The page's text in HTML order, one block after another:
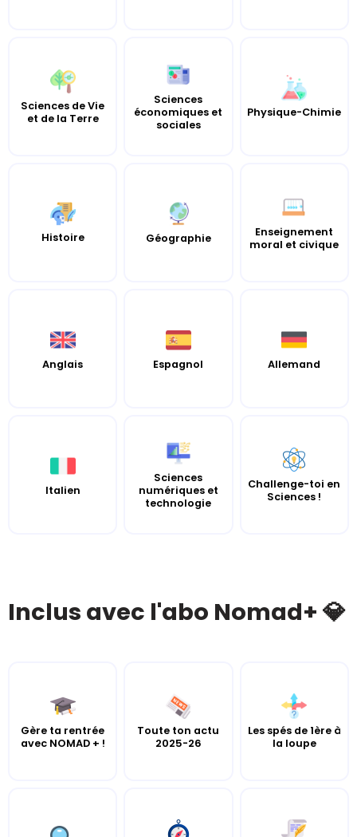
Sciences de Vie
et de la Terre
Sciences
économiques et
sociales
Physique-Chimie
Histoire Géographie
Enseignement
moral et civique
Anglais Espagnol Allemand
Italien
Sciences
numériques et
technologie
Challenge-toi en
Sciences !
Inclus avec l'abo Nomad+ 💎
Gère ta rentrée
avec NOMAD + !
Toute ton actu
2025-26
Les spés de 1ère à
la loupe